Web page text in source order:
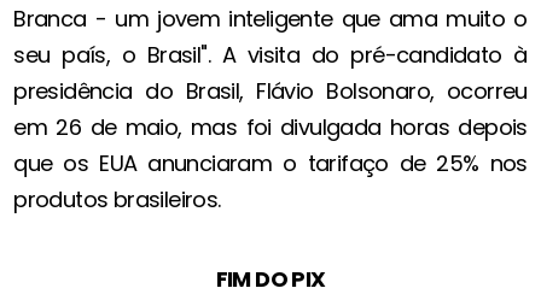
Branca - um jovem inteligente que ama muito o
seu país, o Brasil". A visita do pré-candidato à
presidência do Brasil, Flávio Bolsonaro, ocorreu
em 26 de maio, mas foi divulgada horas depois
que os EUA anunciaram o tarifaço de 25% nos
produtos brasileiros.
FIM DO PIX